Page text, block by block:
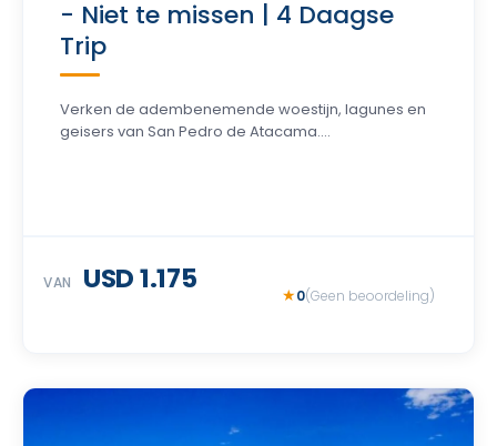
- Niet te missen | 4 Daagse
Trip
Verken de adembenemende woestijn, lagunes en
geisers van San Pedro de Atacama....
VAN USD 1.175 0(Geen beoordeling)